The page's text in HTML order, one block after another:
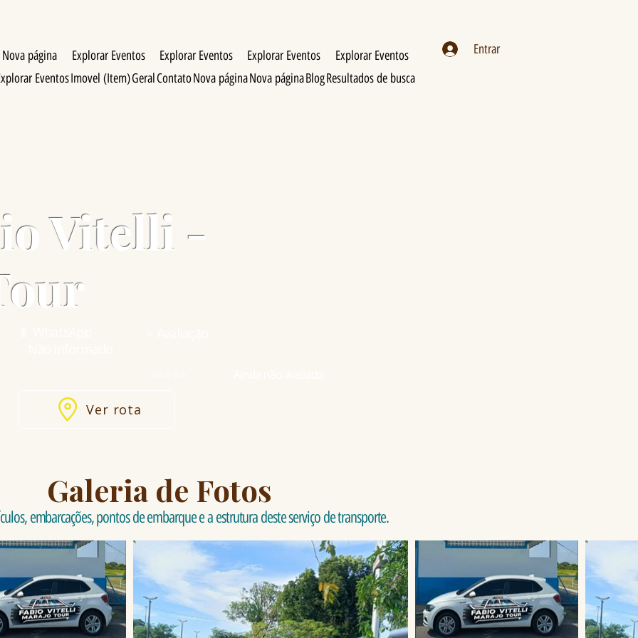
Entrar
Nova página Explorar Eventos Explorar Eventos Explorar Eventos
Explorar Eventos
EventosImovel (Item)GeralContatoNova páginaNova páginaBlogResultados de busca
Vitelli -
Ver rota
Galeria de Fotos
embarcações, pontos de embarque e a estrutura deste serviço de transporte.